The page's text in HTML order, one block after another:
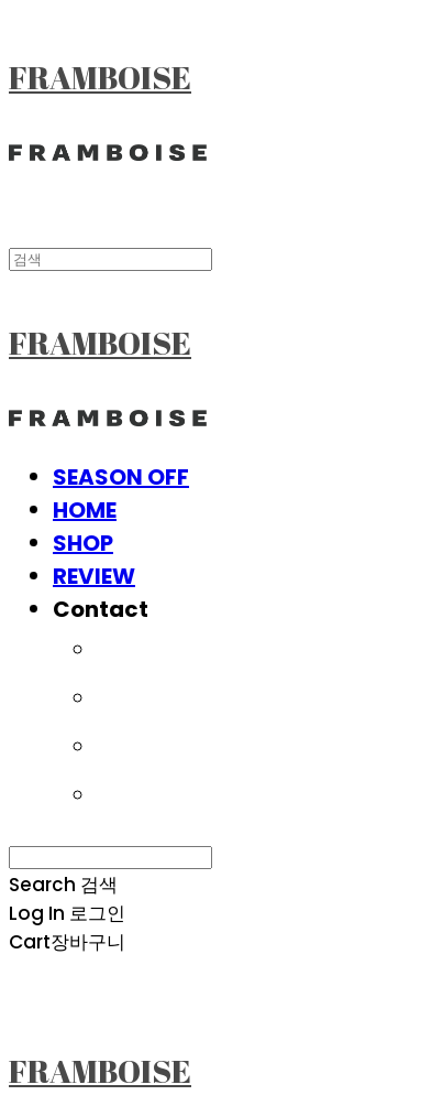
FRAMBOISE
FRAMBOISE
SEASON OFF
HOME
SHOP
REVIEW
Contact
Search 검색
Log In 로그인
Cart장바구니
FRAMBOISE